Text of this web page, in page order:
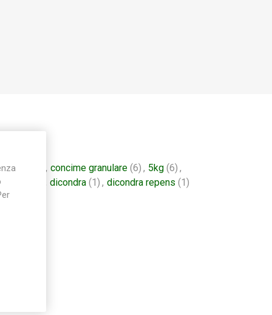
, concime granulare (6) , 5kg (6) ,
prato dicondra (1) , dicondra repens (1)